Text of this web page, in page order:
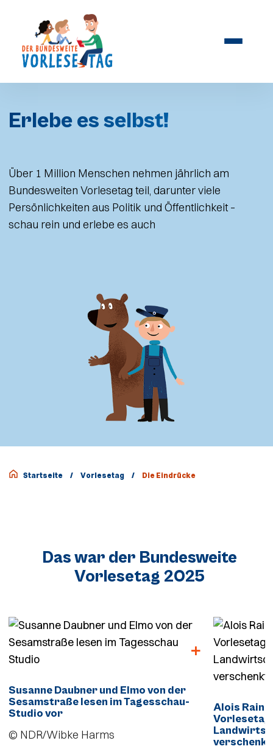
Erlebe es selbst!
Über 1 Million Menschen nehmen jährlich am
Bundesweiten Vorlesetag teil, darunter viele
Persönlichkeiten aus Politik und Öffentlichkeit –
schau rein und erlebe es auch
Startseite / Vorlesetag / Die Eindrücke
Das war der Bundesweite
Vorlesetag 2025
Susanne Daubner und Elmo von der
Sesamstraße lesen im Tagesschau-
Studio vor
© NDR/Wibke Harms
Alois
verschenkt